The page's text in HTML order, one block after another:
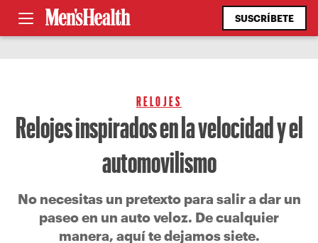
SUSCRÍBETE
RELOJES
Relojes inspirados en la velocidad y el
automovilismo
No necesitas un pretexto para salir a dar un
paseo en un auto veloz. De cualquier
manera, aquí te dejamos siete.